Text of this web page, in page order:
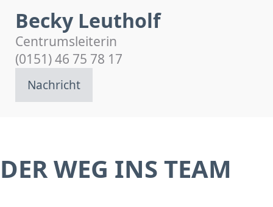
Becky Leutholf
Centrumsleiterin
(0151) 46 75 78 17
Nachricht
DER WEG INS TEAM